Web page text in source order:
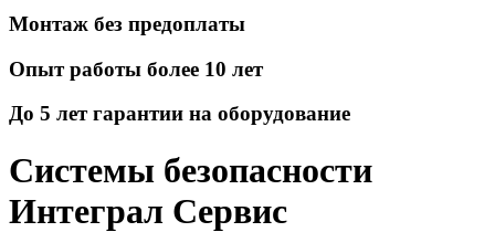
Монтаж без предоплаты
Опыт работы более 10 лет
До 5 лет гарантии на оборудование
Системы безопасности
Интеграл Сервис